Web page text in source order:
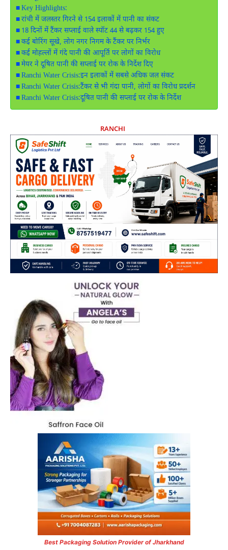
Key Highlights:
रांची में जलस्तर गिरने से 154 इलाकों में पानी का संकट
18 दिनों में टैंकर सप्लाई वाले स्पॉट 44 से बढ़कर 154 हुए
कई बोरिंग सूखे, लोग नगर निगम के टैंकर पर निर्भर
कई मोहल्लों में गंदे पानी की आपूर्ति पर लोगों का विरोध
मेयर ने दूषित पानी की सप्लाई पर रोक के निर्देश दिए
Ranchi Water Crisis:इन इलाकों में सबसे अधिक जल संकट
Ranchi Water Crisis:टैंकर से भी गंदा पानी, लोगों का विरोध प्रदर्शन
Ranchi Water Crisis:दूषित पानी की सप्लाई पर रोक के निर्देश
RANCHI
Best Packaging Solution Provider of Jharkhand